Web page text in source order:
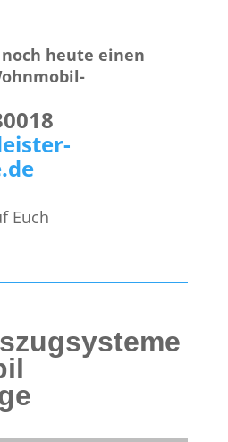
heute einen
Euch